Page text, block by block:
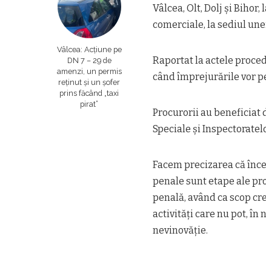
Vâlcea: Acțiune pe
DN 7 – 29 de
amenzi, un permis
reținut și un șofer
prins făcând „taxi
pirat”
Vâlcea, Olt, Dolj şi
comerciale, la sediul
Raportat la actele
când împrejurările vor
Procurorii au beneficiat
Speciale şi
Facem precizarea că
penale sunt etape ale
penală, având ca scop
activităţi care nu pot, în
nevinovăţie.